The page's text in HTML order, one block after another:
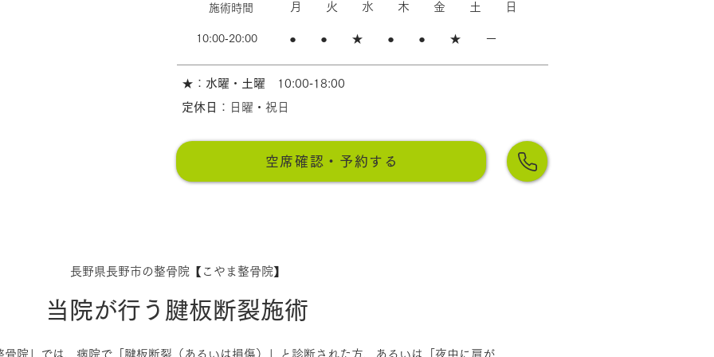
施術時間
10:00‐20:00
​月 火 水 木 金 土 日​​
​● ● ★ ● ● ★ ー​​
​★： 水曜 ・ 土曜 10:00‐18:00
​定休日
：日曜・祝日
空席確認・予約する
長野県長野市の整骨院【こやま整骨院】
​当院が行う腱板断裂施術
骨院」では、病院で「腱板断裂（あるいは損傷）」と診断された方、あるいは「夜中に肩が